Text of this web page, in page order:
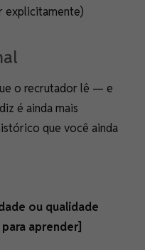
explicitamente)
o recrutador lê — e
é ainda mais
que você ainda
ou qualidade
aprender]